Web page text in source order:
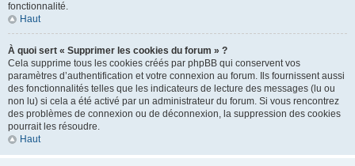
fonctionnalité.
Haut
À quoi sert « Supprimer les cookies du forum » ?
Cela supprime tous les cookies créés par phpBB qui conservent vos
paramètres d’authentification et votre connexion au forum. Ils fournissent aussi
des fonctionnalités telles que les indicateurs de lecture des messages (lu ou
non lu) si cela a été activé par un administrateur du forum. Si vous rencontrez
des problèmes de connexion ou de déconnexion, la suppression des cookies
pourrait les résoudre.
Haut